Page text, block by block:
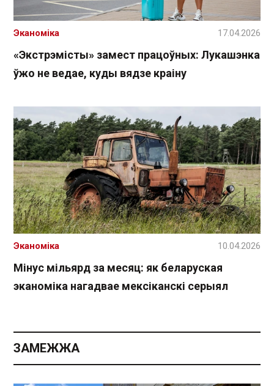
«Экстрэмісты» замест працоўных: Лукашэнка
ўжо не ведае, куды вядзе краіну
Эканоміка 17.04.2026
Мінус мільярд за месяц: як беларуская
эканоміка нагадвае мексіканскі серыял
Эканоміка 10.04.2026
ЗАМЕЖЖА